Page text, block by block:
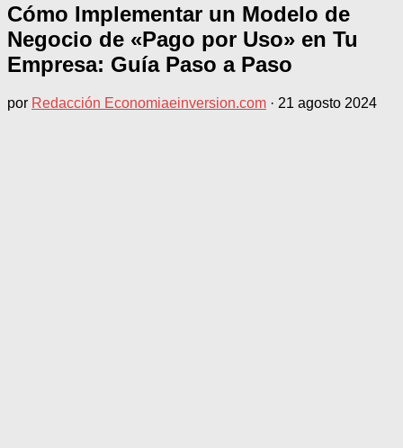
Cómo Implementar un Modelo de
Negocio de «Pago por Uso» en Tu
Empresa: Guía Paso a Paso
por Redacción Economiaeinversion.com · 21 agosto 2024